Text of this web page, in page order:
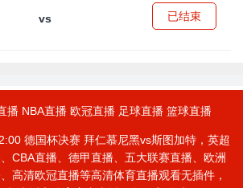
vs
已结束
播 NBA直播 欧冠直播 足球直播 篮球直播
德国杯决赛 拜仁慕尼黑vs斯图加特，英超
CBA直播、德甲直播、五大联赛直播、欧洲
高清欧冠直播等高清体育直播观看无插件，